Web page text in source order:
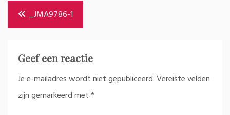
Bericht
navigatie
_JMA9786-1
Geef een reactie
Je e-mailadres wordt niet gepubliceerd.Vereiste velden
zijn gemarkeerd met*